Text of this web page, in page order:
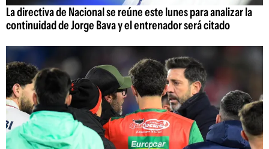
La directiva de Nacional se reúne este lunes para analizar la
continuidad de Jorge Bava y el entrenador será citado